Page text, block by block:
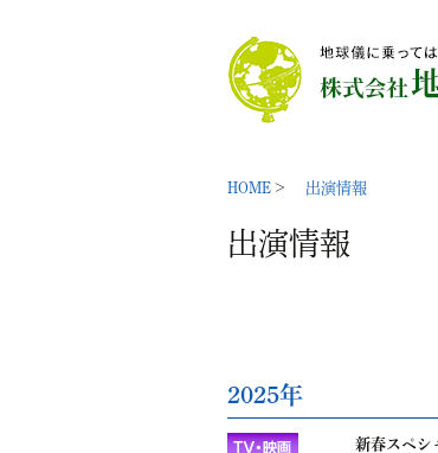
HOME 出演情報
出演情報
2025年
新春スペシ